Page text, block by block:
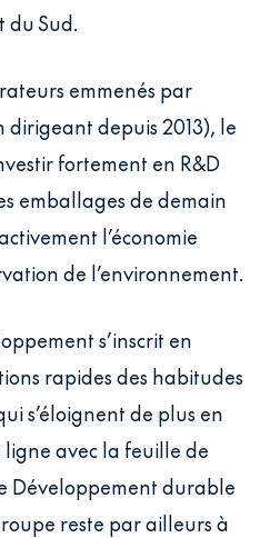
du Sud.
emmenés par
depuis 2013), le
fortement en R&D
emballages de demain
l’économie
de l’environnement.
s’inscrit en
rapides des habitudes
s’éloignent de plus en
avec la feuille de
Développement durable
reste par ailleurs à